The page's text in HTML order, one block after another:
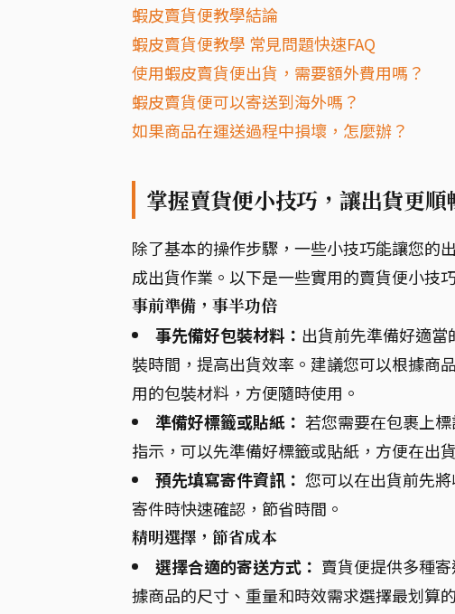
蝦皮賣貨便教學結論
蝦皮賣貨便教學 常見問題快速FAQ
使用蝦皮賣貨便出貨，需要額外費用嗎？
蝦皮賣貨便可以寄送到海外嗎？
如果商品在運送過程中損壞，怎麼辦？
掌握賣貨便小技巧，讓出貨更順
除了基本的操作步驟，一些小技巧能讓您的
成出貨作業。以下是一些實用的賣貨便小技
事前準備，事半功倍
事先備好包裝材料： 出貨前先準備好適
裝時間，提高出貨效率。建議您可以根據商
用的包裝材料，方便隨時使用。
準備好標籤或貼紙： 若您需要在包裹上
指示，可以先準備好標籤或貼紙，方便在出
預先填寫寄件資訊： 您可以在出貨前先
寄件時快速確認，節省時間。
精明選擇，節省成本
選擇合適的寄送方式： 賣貨便提供多種
據商品的尺寸、重量和時效需求選擇最划算